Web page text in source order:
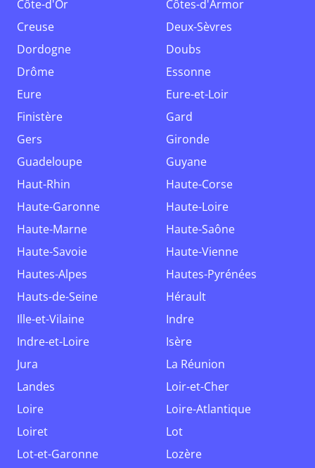
Côte-d'Or
Côtes-d'Armor
Creuse
Deux-Sèvres
Dordogne
Doubs
Drôme
Essonne
Eure
Eure-et-Loir
Finistère
Gard
Gers
Gironde
Guadeloupe
Guyane
Haut-Rhin
Haute-Corse
Haute-Garonne
Haute-Loire
Haute-Marne
Haute-Saône
Haute-Savoie
Haute-Vienne
Hautes-Alpes
Hautes-Pyrénées
Hauts-de-Seine
Hérault
Ille-et-Vilaine
Indre
Indre-et-Loire
Isère
Jura
La Réunion
Landes
Loir-et-Cher
Loire
Loire-Atlantique
Loiret
Lot
Lot-et-Garonne
Lozère